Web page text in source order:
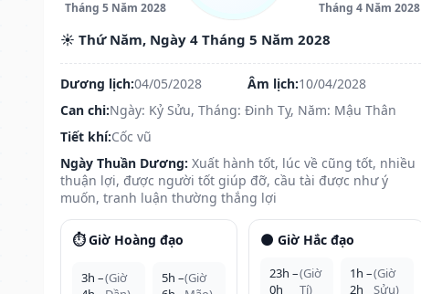
Tháng 5 Năm 2028 Tháng 4 Năm 2028
☀️ Thứ Năm, Ngày 4 Tháng 5 Năm 2028
Dương lịch:04/05/2028 Âm lịch:10/04/2028
Can chi:Ngày: Kỷ Sửu, Tháng: Đinh Tỵ, Năm: Mậu Thân
Tiết khí:Cốc vũ
Ngày Thuần Dương: Xuất hành tốt, lúc về cũng tốt, nhiều
thuận lợi, được người tốt giúp đỡ, cầu tài được như ý
muốn, tranh luận thường thắng lợi
⏱️ Giờ Hoàng đạo
3h –(Giờ
5h –(Giờ
🌑 Giờ Hắc đạo
23h –
0h
(Giờ
Tí)
1h –
2h
(Giờ
Sửu)